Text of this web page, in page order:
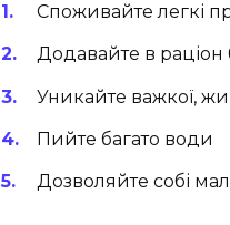
Споживайте легкі
Додавайте в раціон
Уникайте важкої,
Пийте багато води
Дозволяйте собі